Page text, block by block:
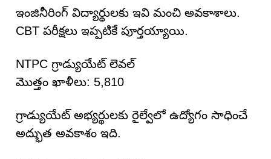
ఇంజినీరింగ్ విద్యార్థులకు ఇవి మంచి అవకాశాలు.
CBT పరీక్షలు ఇప్పటికే పూర్తయ్యాయి.
NTPC గ్రాడ్యుయేట్ లెవల్
మొత్తం ఖాళీలు: 5,810
గ్రాడ్యుయేట్ అభ్యర్థులకు రైల్వేలో ఉద్యోగం సాధించే
అద్భుత అవకాశం ఇది.